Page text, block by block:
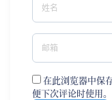
在此浏览器中保
便下次评论时使用。